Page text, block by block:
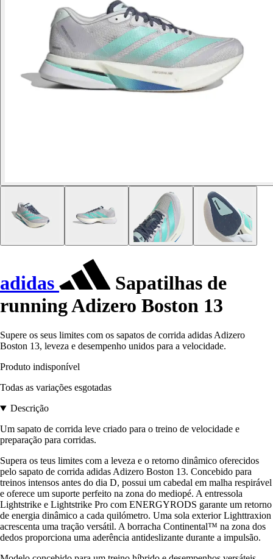
adidas
Sapatilhas de
running Adizero Boston 13
Supere os seus limites com os sapatos de corrida adidas Adizero
Boston 13, leveza e desempenho unidos para a velocidade.
Produto indisponível
Todas as variações esgotadas
Descrição
Um sapato de corrida leve criado para o treino de velocidade e
preparação para corridas.
Supera os teus limites com a leveza e o retorno dinâmico oferecidos
pelo sapato de corrida adidas Adizero Boston 13. Concebido para
treinos intensos antes do dia D, possui um cabedal em malha respirável
e oferece um suporte perfeito na zona do mediopé. A entressola
Lightstrike e Lightstrike Pro com ENERGYRODS garante um retorno
de energia dinâmico a cada quilómetro. Uma sola exterior Lighttraxion
acrescenta uma tração versátil. A borracha Continental™ na zona dos
dedos proporciona uma aderência antideslizante durante a impulsão.